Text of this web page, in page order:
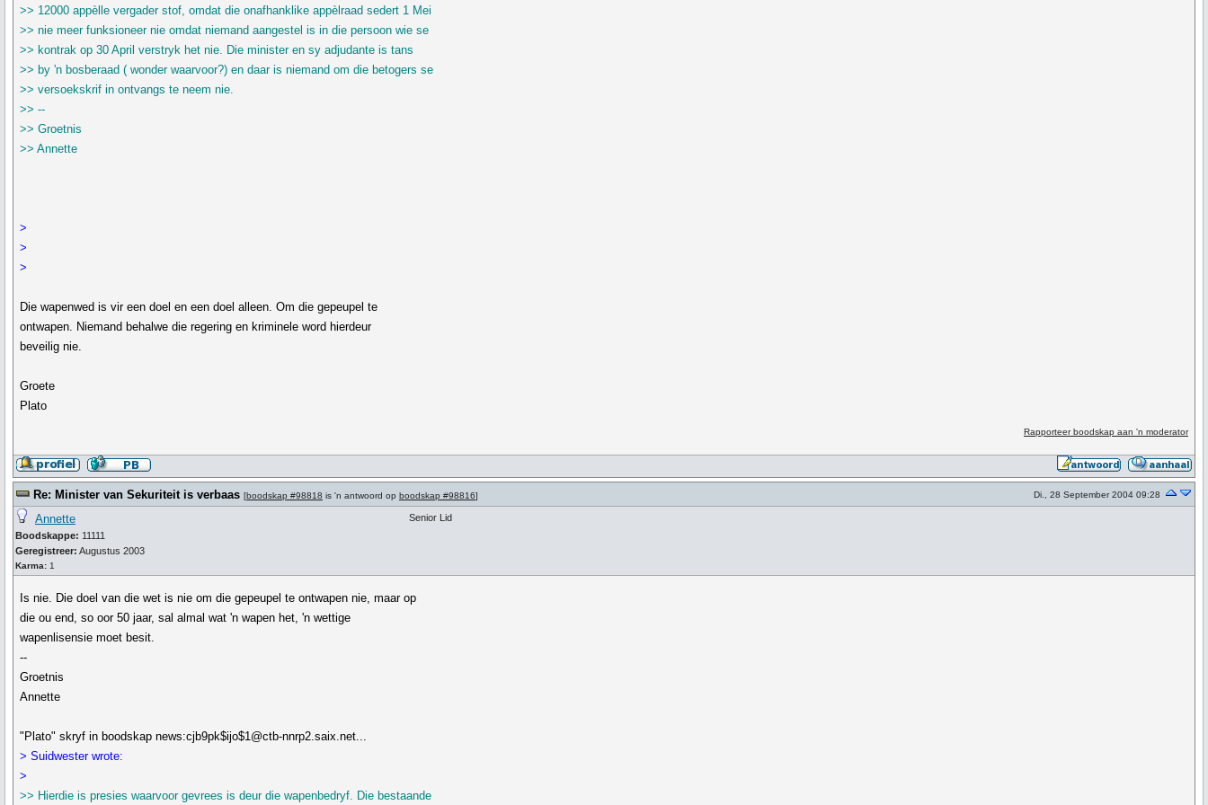
>> 12000 appèlle vergader stof, omdat die onafhanklike appèlraad sedert 1 Mei
>> nie meer funksioneer nie omdat niemand aangestel is in die persoon wie se
>> kontrak op 30 April verstryk het nie. Die minister en sy adjudante is tans
>> by 'n bosberaad ( wonder waarvoor?) en daar is niemand om die betogers se
>> versoekskrif in ontvangs te neem nie.
>> --
>> Groetnis
>> Annette
>
>
>
Die wapenwed is vir een doel en een doel alleen. Om die gepeupel te
ontwapen. Niemand behalwe die regering en kriminele word hierdeur
beveilig nie.
Groete
Plato
Rapporteer boodskap aan 'n moderator
Re: Minister van Sekuriteit is verbaas [boodskap #98818 is 'n antwoord op boodskap #98816] Di., 28 September 2004 09:28
Annette
Boodskappe: 11111
Geregistreer: Augustus 2003
Karma: 1
Senior Lid
Is nie. Die doel van die wet is nie om die gepeupel te ontwapen nie, maar op
die ou end, so oor 50 jaar, sal almal wat 'n wapen het, 'n wettige
wapenlisensie moet besit.
--
Groetnis
Annette
"Plato" skryf in boodskap news:cjb9pk$ijo$1@ctb-nnrp2.saix.net...
> Suidwester wrote:
>
>> Hierdie is presies waarvoor gevrees is deur die wapenbedryf. Die bestaande